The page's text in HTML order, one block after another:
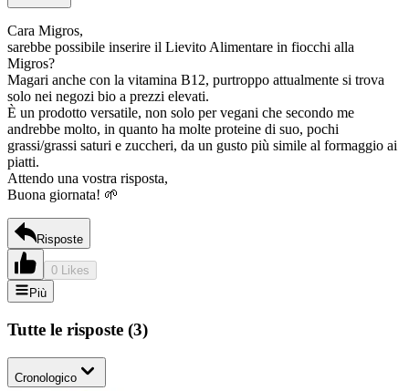
Cara Migros,
sarebbe possibile inserire il Lievito Alimentare in fiocchi alla
Migros?
Magari anche con la vitamina B12, purtroppo attualmente si trova
solo nei negozi bio a prezzi elevati.
È un prodotto versatile, non solo per vegani che secondo me
andrebbe molto, in quanto ha molte proteine di suo, pochi
grassi/grassi saturi e zuccheri, da un gusto più simile al formaggio ai
piatti.
Attendo una vostra risposta,
Buona giornata! 🌱
Risposte
0 Likes
Più
Tutte le risposte (3)
Cronologico